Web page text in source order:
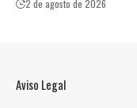
2 de agosto de 2026
Aviso Legal